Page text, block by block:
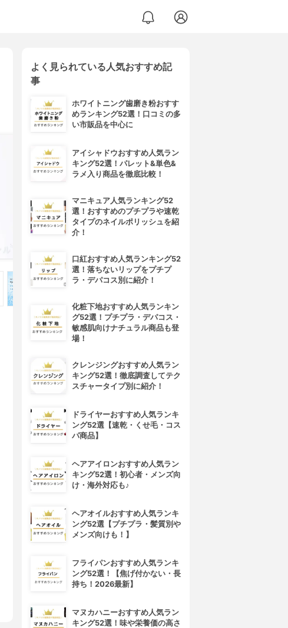
よく見られている人気おすすめ記
事
ホワイトニング歯磨き粉おすす
めランキング52選！口コミの多
い市販品を中心に
アイシャドウおすすめ人気ラン
キング52選！パレット&単色&
ラメ入り商品を徹底比較！
マニキュア人気ランキング52
選！おすすめのプチプラや速乾
タイプのネイルポリッシュを紹
介！
口紅おすすめ人気ランキング52
選！落ちないリップをプチプ
ラ・デパコス別に紹介！
化粧下地おすすめ人気ランキン
グ52選！プチプラ・デパコス・
敏感肌向けナチュラル商品も登
場！
クレンジングおすすめ人気ラン
キング52選！徹底調査してテク
スチャータイプ別に紹介！
ドライヤーおすすめ人気ランキ
ング52選【速乾・くせ毛・コス
パ商品】
ヘアアイロンおすすめ人気ラン
キング52選！初心者・メンズ向
け・海外対応も♪
ヘアオイルおすすめ人気ランキ
ング52選【プチプラ・髪質別や
メンズ向けも！】
フライパンおすすめ人気ランキ
ング52選！【焦げ付かない・長
持ち！2026最新】
マヌカハニーおすすめ人気ラン
キング52選！味や栄養価の高さ